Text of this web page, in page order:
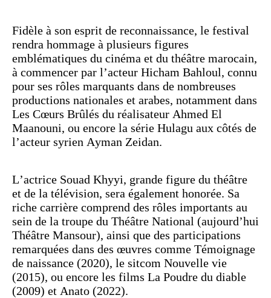
Fidèle à son esprit de reconnaissance, le festival
rendra hommage à plusieurs figures
emblématiques du cinéma et du théâtre marocain,
à commencer par l’acteur Hicham Bahloul, connu
pour ses rôles marquants dans de nombreuses
productions nationales et arabes, notamment dans
Les Cœurs Brûlés du réalisateur Ahmed El
Maanouni, ou encore la série Hulagu aux côtés de
l’acteur syrien Ayman Zeidan.
L’actrice Souad Khyyi, grande figure du théâtre
et de la télévision, sera également honorée. Sa
riche carrière comprend des rôles importants au
sein de la troupe du Théâtre National (aujourd’hui
Théâtre Mansour), ainsi que des participations
remarquées dans des œuvres comme Témoignage
de naissance (2020), le sitcom Nouvelle vie
(2015), ou encore les films La Poudre du diable
(2009) et Anato (2022).